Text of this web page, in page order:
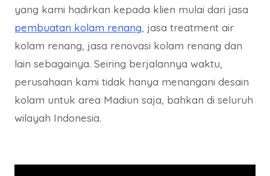
yang kami hadirkan kepada klien mulai dari jasa
pembuatan kolam renang, jasa treatment air
kolam renang, jasa renovasi kolam renang dan
lain sebagainya. Seiring berjalannya waktu,
perusahaan kami tidak hanya menangani desain
kolam untuk area Madiun saja, bahkan di seluruh
wilayah Indonesia.